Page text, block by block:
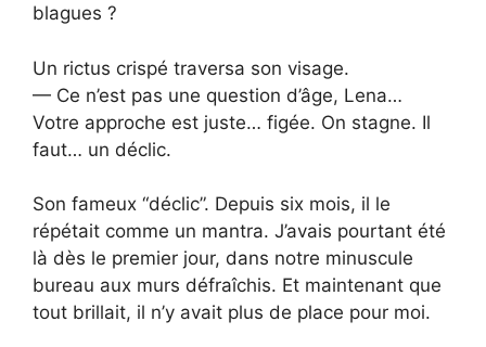
blagues ?
Un rictus crispé traversa son visage.
— Ce n’est pas une question d’âge, Lena…
Votre approche est juste… figée. On stagne. Il
faut… un déclic.
Son fameux “déclic”. Depuis six mois, il le
répétait comme un mantra. J’avais pourtant été
là dès le premier jour, dans notre minuscule
bureau aux murs défraîchis. Et maintenant que
tout brillait, il n’y avait plus de place pour moi.